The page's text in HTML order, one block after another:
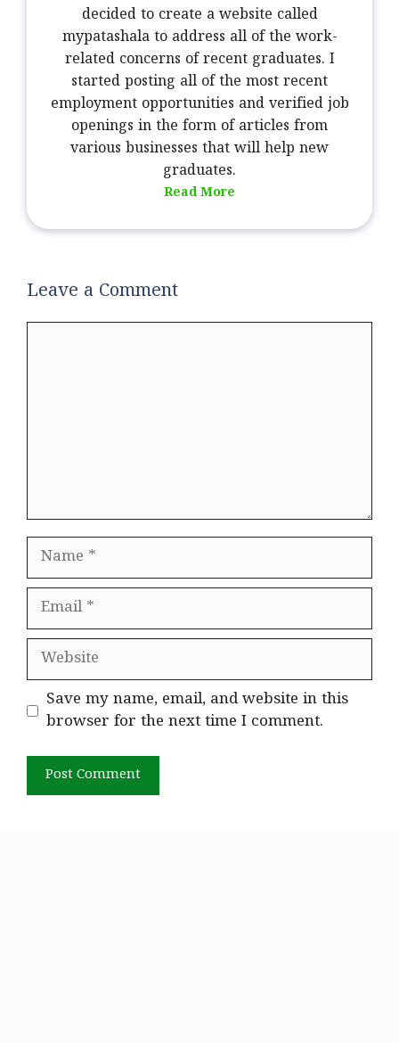
decided to create a website called
mypatashala to address all of the work-
related concerns of recent graduates. I
started posting all of the most recent
employment opportunities and verified job
openings in the form of articles from
various businesses that will help new
graduates.
Read More
Leave a Comment
Name
Email
Website
Save my name, email, and website in this
browser for the next time I comment.